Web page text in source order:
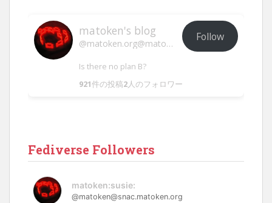
matoken's blog
@matoken.org@matoken.org
Follow
Is there no plan B?
921件の投稿2人のフォロワー
Fediverse Followers
matoken:susie:
@matoken@snac.matoken.org